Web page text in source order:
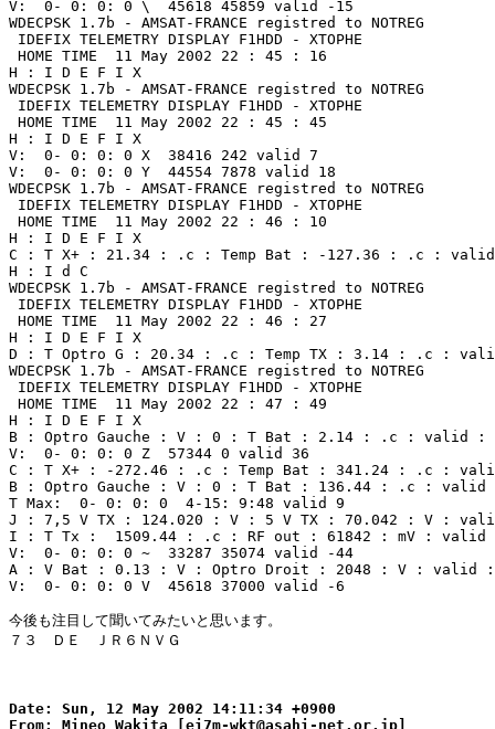
V:  0- 0: 0: 0 \  45618 45859 valid -15
WDECPSK 1.7b - AMSAT-FRANCE registred to NOTREG
IDEFIX TELEMETRY DISPLAY F1HDD - XTOPHE
HOME TIME  11 May 2002 22 : 45 : 16
H : I D E F I X
WDECPSK 1.7b - AMSAT-FRANCE registred to NOTREG
IDEFIX TELEMETRY DISPLAY F1HDD - XTOPHE
HOME TIME  11 May 2002 22 : 45 : 45
H : I D E F I X
V:  0- 0: 0: 0 X  38416 242 valid 7
V:  0- 0: 0: 0 Y  44554 7878 valid 18
WDECPSK 1.7b - AMSAT-FRANCE registred to NOTREG
IDEFIX TELEMETRY DISPLAY F1HDD - XTOPHE
HOME TIME  11 May 2002 22 : 46 : 10
H : I D E F I X
C : T X+ : 21.34 : .c : Temp Bat : -127.36 : .c :
H : I d C
WDECPSK 1.7b - AMSAT-FRANCE registred to NOTREG
IDEFIX TELEMETRY DISPLAY F1HDD - XTOPHE
HOME TIME  11 May 2002 22 : 46 : 27
H : I D E F I X
D : T Optro G : 20.34 : .c : Temp TX : 3.14 : .c :
WDECPSK 1.7b - AMSAT-FRANCE registred to NOTREG
IDEFIX TELEMETRY DISPLAY F1HDD - XTOPHE
HOME TIME  11 May 2002 22 : 47 : 49
H : I D E F I X
B : Optro Gauche : V : 0 : T Bat : 2.14 : .c : valid :
V:  0- 0: 0: 0 Z  57344 0 valid 36
C : T X+ : -272.46 : .c : Temp Bat : 341.24 : .c :
B : Optro Gauche : V : 0 : T Bat : 136.44 : .c :
T Max:  0- 0: 0: 0  4-15: 9:48 valid 9
J : 7,5 V TX : 124.020 : V : 5 V TX : 70.042 : V :
I : T Tx :  1509.44 : .c : RF out : 61842 : mV :
V:  0- 0: 0: 0 ~  33287 35074 valid -44
A : V Bat : 0.13 : V : Optro Droit : 2048 : V : valid
V:  0- 0: 0: 0 V  45618 37000 valid -6
今後も注目して聞いてみたいと思います。
７３　ＤＥ　ＪＲ６ＮＶＧ
Date: Sun, 12 May 2002 14:11:34 +0900
From: Mineo Wakita [ei7m-wkt@asahi-net.or.jp]